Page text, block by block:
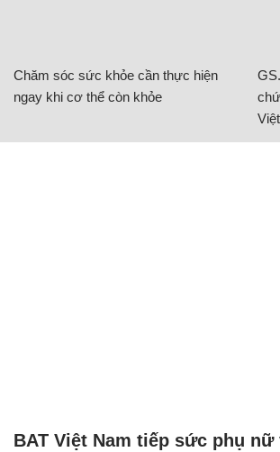
Chăm sóc sức khỏe cần thực hiện
ngay khi cơ thể còn khỏe
BAT Việt Nam tiếp sức phụ nữ